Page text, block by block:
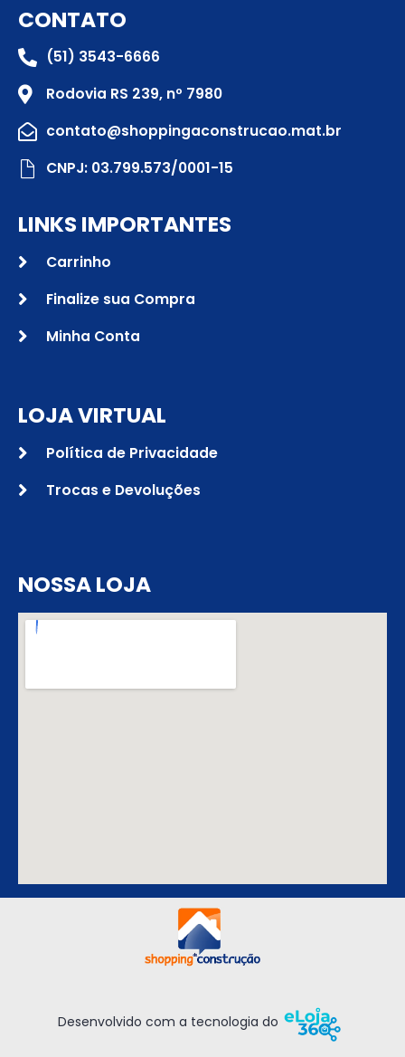
CONTATO
(51) 3543-6666
Rodovia RS 239, nº 7980
contato@shoppingaconstrucao.mat.br
CNPJ: 03.799.573/0001-15
LINKS IMPORTANTES
Carrinho
Finalize sua Compra
Minha Conta
LOJA VIRTUAL
Política de Privacidade
Trocas e Devoluções
NOSSA LOJA
Desenvolvido com a tecnologia do